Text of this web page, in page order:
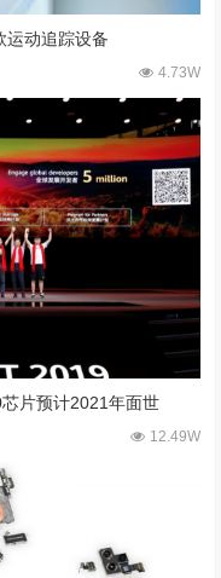
运动追踪设备
4.73W
片预计2021年面世
12.49W